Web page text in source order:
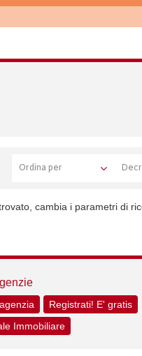
cambia i parametri di
Registrati! E' gratis
Immobiliare